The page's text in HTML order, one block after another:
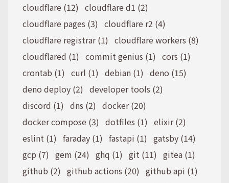
cloudflare (12) cloudflare d1 (2)
cloudflare pages (3) cloudflare r2 (4)
cloudflare registrar (1) cloudflare workers (8)
cloudflared (1) commit genius (1) cors (1)
crontab (1) curl (1) debian (1) deno (15)
deno deploy (2) developer tools (2)
discord (1) dns (2) docker (20)
docker compose (3) dotfiles (1) elixir (2)
eslint (1) faraday (1) fastapi (1) gatsby (14)
gcp (7) gem (24) ghq (1) git (11) gitea (1)
github (2) github actions (20) github api (1)